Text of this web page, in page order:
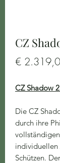
CZ
€
CZ Shadow
Die CZ
durch ihre
individuellen
Schützen.